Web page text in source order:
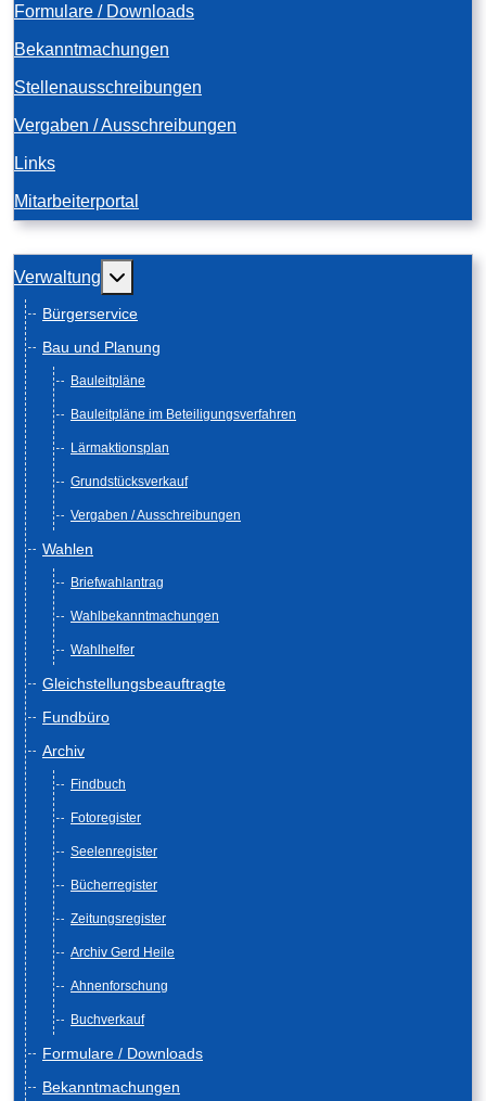
Formulare / Downloads
Bekanntmachungen
Stellenausschreibungen
Vergaben / Ausschreibungen
Links
Mitarbeiterportal
Verwaltung Weitere Informationen: Verwaltung
Bürgerservice
Bau und Planung
Bauleitpläne
Bauleitpläne im Beteiligungsverfahren
Lärmaktionsplan
Grundstücksverkauf
Vergaben / Ausschreibungen
Wahlen
Briefwahlantrag
Wahlbekanntmachungen
Wahlhelfer
Gleichstellungsbeauftragte
Fundbüro
Archiv
Findbuch
Fotoregister
Seelenregister
Bücherregister
Zeitungsregister
Archiv Gerd Heile
Ahnenforschung
Buchverkauf
Formulare / Downloads
Bekanntmachungen